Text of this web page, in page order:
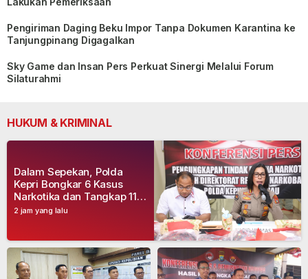
Pengiriman Daging Beku Impor Tanpa Dokumen Karantina ke
Tanjungpinang Digagalkan
Sky Game dan Insan Pers Perkuat Sinergi Melalui Forum
Silaturahmi
HUKUM & KRIMINAL
2 jam yang lalu
Dalam Sepekan, Polda
Kepri Bongkar 6 Kasus
Narkotika dan Tangkap 11
Tersangka